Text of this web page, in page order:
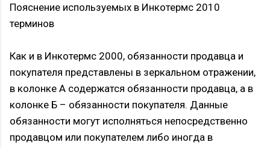
Пояснение используемых в Инкотермс 2010
терминов
Как и в Инкотермс 2000, обязанности продавца и
покупателя представлены в зеркальном отражении,
в колонке А содержатся обязанности продавца, а в
колонке Б – обязанности покупателя. Данные
обязанности могут исполняться непосредственно
продавцом или покупателем либо иногда в